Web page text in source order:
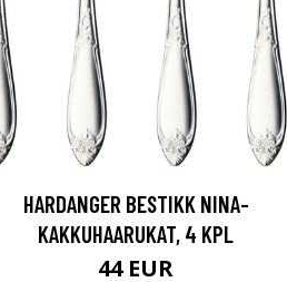
HARDANGER BESTIKK NINA-
KAKKUHAARUKAT, 4 KPL
44 EUR